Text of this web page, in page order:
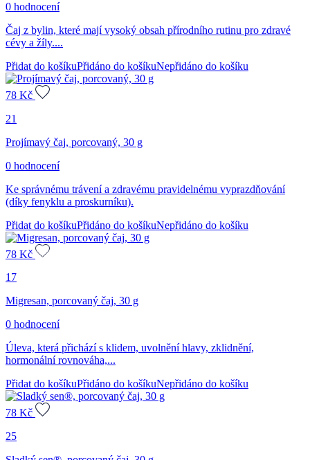
0 hodnocení
Čaj z bylin, které mají vysoký obsah přírodního rutinu pro zdravé
cévy a žíly....
Přidat do košíkuPřidáno do košíkuNepřidáno do košíku
78 Kč
21
Projímavý čaj, porcovaný, 30 g
0 hodnocení
Ke správnému trávení a zdravému pravidelnému vyprazdňování
(díky fenyklu a proskurníku).
Přidat do košíkuPřidáno do košíkuNepřidáno do košíku
78 Kč
17
Migresan, porcovaný čaj, 30 g
0 hodnocení
Úleva, která přichází s klidem, uvolnění hlavy, zklidnění,
hormonální rovnováha,...
Přidat do košíkuPřidáno do košíkuNepřidáno do košíku
78 Kč
25